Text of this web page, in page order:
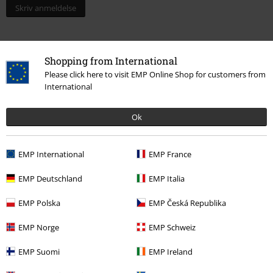
Shopping from International
Please click here to visit EMP Online Shop for customers from
International
Ok
EMP International EMP France
EMP Deutschland EMP Italia
EMP Polska EMP Česká Republika
EMP Norge EMP Schweiz
EMP Suomi EMP Ireland
Skriv anmeldelse
Siste besøk